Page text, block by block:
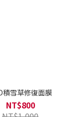
積雪草修復面膜
NT$800